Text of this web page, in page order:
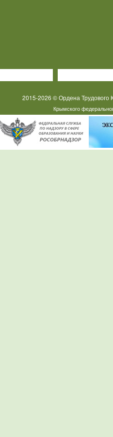
2015-2026 © Ордена
Крымского